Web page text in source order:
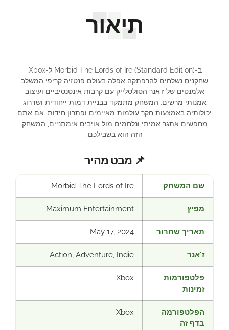
תיאור
שחקנים נשלחים להרפתקה אפלה בעולם פנטזיה קריפי המשלב
אלמנטים של ז’אנר הסולסלייק עם קרבות אינטנסיביים ועיצוב
אמנותי מרשים. המשחק מתמקד בבניית דמות ייחודית ושדרוג
יכולותיה באמצעות חקר עולמות מאיימים ופתרון חידות. אם אתם
מחפשים אתגר אמיתי ונלחמים מול אויבים אימתניים, המשחק
הזה הוא בשבילכם.
📌 מבט מהיר
שם המשחק Morbid The Lords of Ire
מפיץ Maximum Entertainment
תאריך שחרור May 17, 2024
ז'אנר Action, Adventure, Indie
פלטפורמות
זמינות
Xbox
הפלטפורמה
בדף זה
Xbox